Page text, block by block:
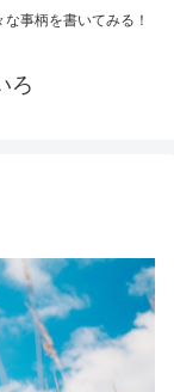
事柄を書いてみる！
ろ